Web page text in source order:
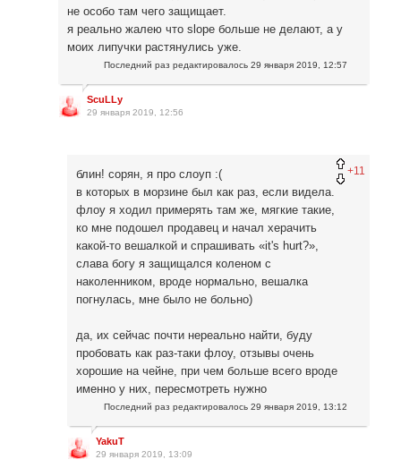
не особо там чего защищает.
я реально жалею что slope больше не делают, а у
моих липучки растянулись уже.
Последний раз редактировалось 29 января 2019, 12:57
ScuLLy
29 января 2019, 12:56
+11
блин! сорян, я про слоуп :(
в которых в морзине был как раз, если видела.
флоу я ходил примерять там же, мягкие такие,
ко мне подошел продавец и начал херачить
какой-то вешалкой и спрашивать «it's hurt?»,
слава богу я защищался коленом с
наколенником, вроде нормально, вешалка
погнулась, мне было не больно)
да, их сейчас почти нереально найти, буду
пробовать как раз-таки флоу, отзывы очень
хорошие на чейне, при чем больше всего вроде
именно у них, пересмотреть нужно
Последний раз редактировалось 29 января 2019, 13:12
YakuT
29 января 2019, 13:09